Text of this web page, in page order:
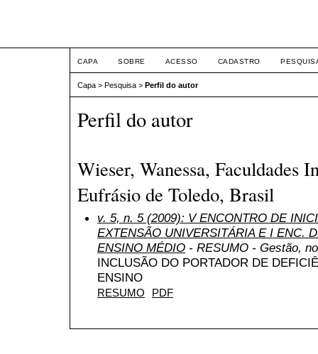
CAPA SOBRE ACESSO CADASTRO
Capa > Pesquisa > Perfil do autor
Perfil do autor
Wieser, Wanessa, Faculdades
Eufrásio de Toledo, Brasil
v. 5, n. 5 (2009): V ENCONTRO DE
EXTENSÃO UNIVERSITÁRIA E I ENC.
ENSINO MÉDIO - RESUMO - Gestão,
INCLUSÃO DO PORTADOR DE
ENSINO
RESUMO PDF